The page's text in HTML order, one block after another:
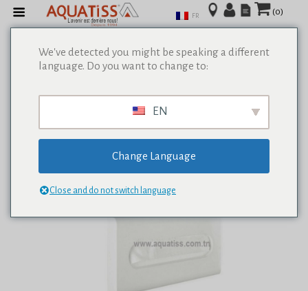
(0)
FR
We've detected you might be speaking a different
language. Do you want to change to:
EN
Change Language
Close and do not switch language